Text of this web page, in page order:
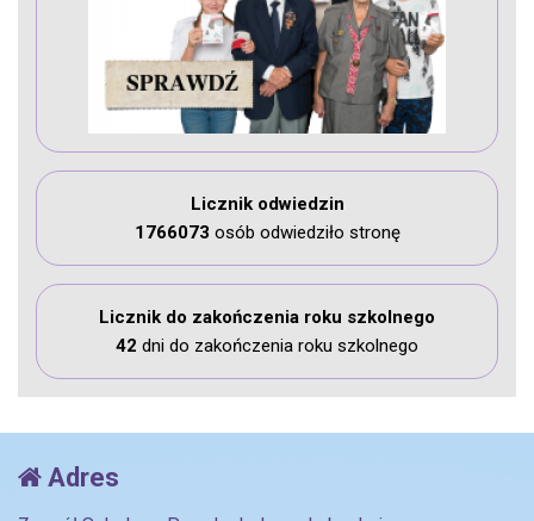
Licznik odwiedzin
1766073 osób odwiedziło stronę
Licznik do zakończenia roku szkolnego
42 dni do zakończenia roku szkolnego
Adres